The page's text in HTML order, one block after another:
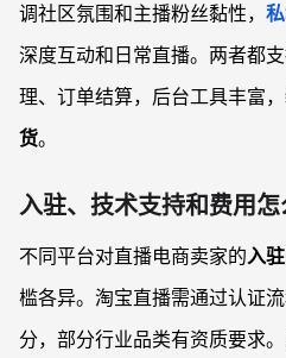
调社区氛围和主播粉丝黏性，
深度互动和日常直播。两者都
理、订单结算，后台工具丰富，
货。
入驻、技术支持和费用怎
不同平台对直播电商卖家的入
槛各异。淘宝直播需通过认证
分，部分行业品类有资质要求